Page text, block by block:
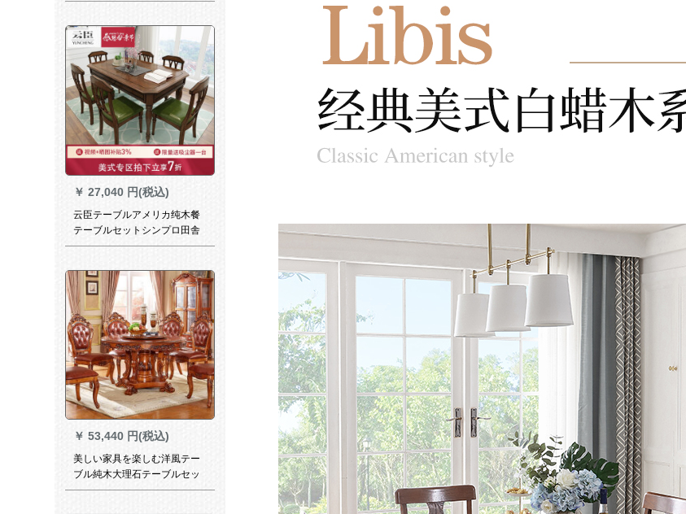
さい。補助金1500 mm*900
mmを出荷します。
￥ 27,040 円(税込)
云臣テーブルアメリカ纯木餐
テーブルセットシンプロ田舎
料理古い長方形4-6人のテーブ
家庭用テーブルアメリカ家具
1.6メートルのテーブル(シン
グルテーブル)さくらんぼ木
+水性漆
￥ 53,440 円(税込)
美しい家具を楽しむ洋風テー
ブル純木大理石テーブルセッ
ト6人8人10人の別荘円形ベル